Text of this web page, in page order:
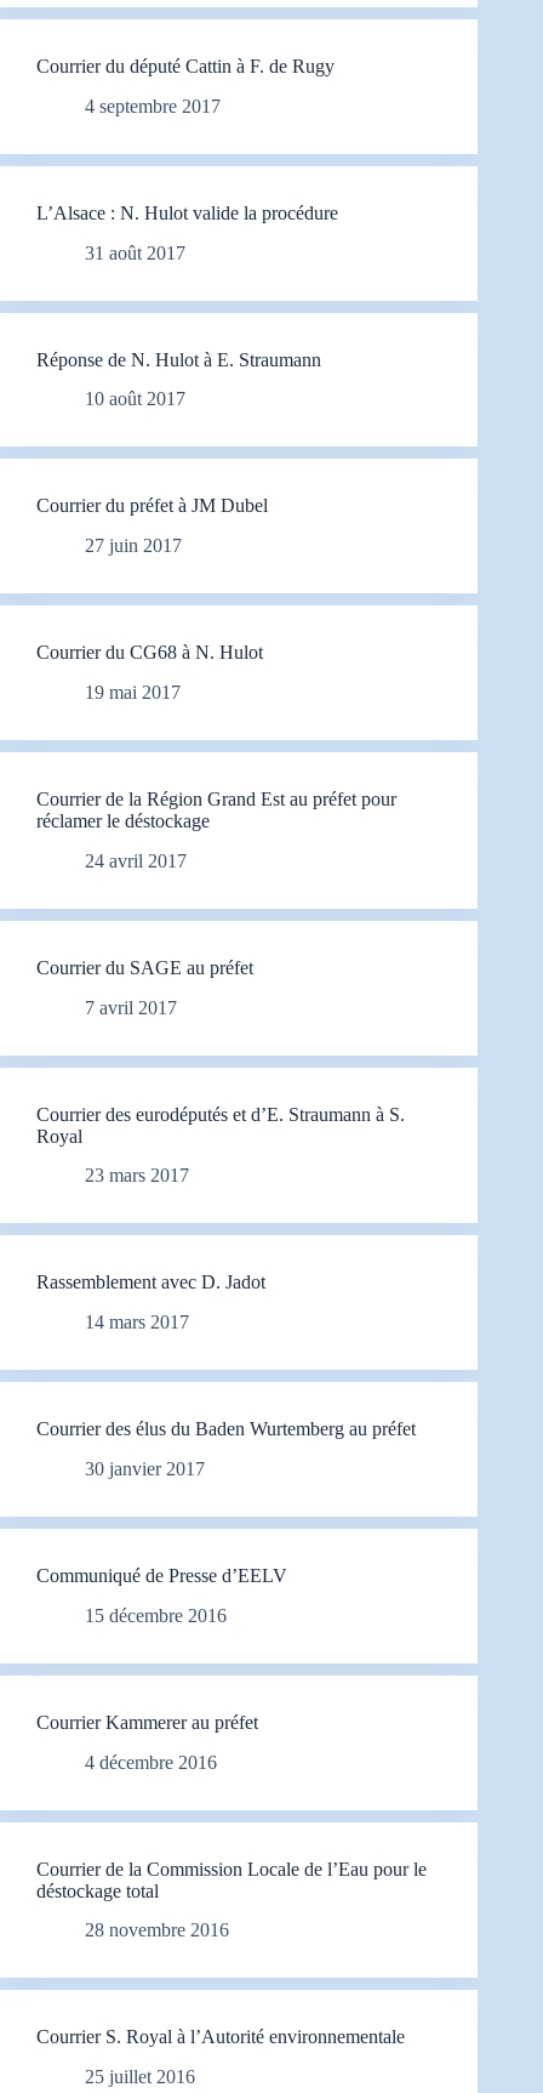
Courrier du député Cattin à F. de Rugy
4 septembre 2017
L’Alsace : N. Hulot valide la procédure
31 août 2017
Réponse de N. Hulot à E. Straumann
10 août 2017
Courrier du préfet à JM Dubel
27 juin 2017
Courrier du CG68 à N. Hulot
19 mai 2017
Courrier de la Région Grand Est au préfet pour
réclamer le déstockage
24 avril 2017
Courrier du SAGE au préfet
7 avril 2017
Courrier des eurodéputés et d’E. Straumann à S.
Royal
23 mars 2017
Rassemblement avec D. Jadot
14 mars 2017
Courrier des élus du Baden Wurtemberg au préfet
30 janvier 2017
Communiqué de Presse d’EELV
15 décembre 2016
Courrier Kammerer au préfet
4 décembre 2016
Courrier de la Commission Locale de l’Eau pour le
déstockage total
28 novembre 2016
Courrier S. Royal à l’Autorité environnementale
25 juillet 2016